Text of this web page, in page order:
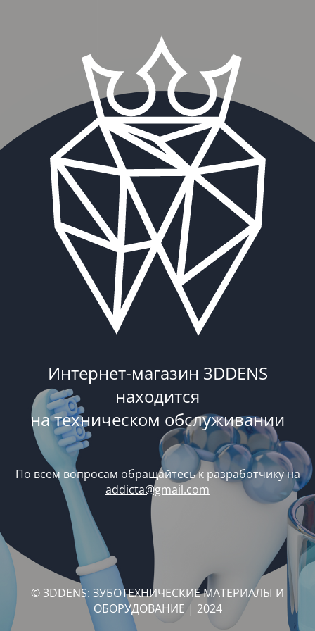
Интернет-магазин 3DDENS
находится
на техническом обслуживании
По всем вопросам обращайтесь к разработчику на
addicta@gmail.com
© 3DDENS: ЗУБОТЕХНИЧЕСКИЕ МАТЕРИАЛЫ И
ОБОРУДОВАНИЕ | 2024